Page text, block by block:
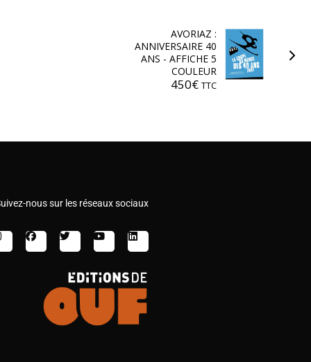
AVORIAZ :
ANNIVERSAIRE 40
ANS - AFFICHE 5
COULEUR
450€ TTC
nous sur les réseaux sociaux